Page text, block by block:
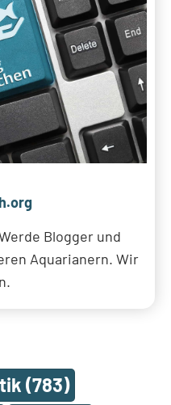
Blogger und
Aquarianern. Wir
(783)